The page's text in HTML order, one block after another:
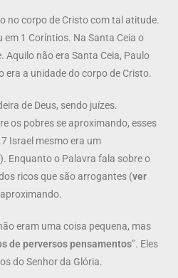
no corpo de Cristo com tal atitude.
1 Coríntios. Na Santa Ceia o
Aquilo não era Santa Ceia, Paulo
era a unidade do corpo de Cristo.
de Deus, sendo juízes.
os pobres se aproximando, esses
Israel mesmo era um
Enquanto o Palavra fala sobre o
ricos que são arrogantes (ver
eram uma coisa pequena, mas
de perversos pensamentos”. Eles
do Senhor da Glória.